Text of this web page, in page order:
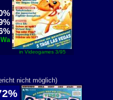
in Videogames 3/95
nicht möglich)